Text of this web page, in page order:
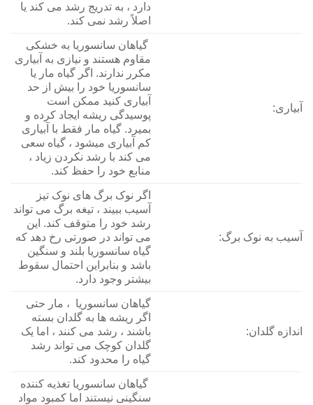
دارد ، به تدریج رشد می کند یا
اصلاً رشد نمی کند.
آبیاری:
گیاهان سانسوریا به خشکی
مقاوم هستند و نیازی به آبیاری
مکرر ندارند. اگر گیاه مار یا
سانسوریا خود را بیش از حد
آبیاری کنید ممکن است
پوسیدگی ریشه ایجاد کرده و
بمیرد. گیاه مار فقط با آبیاری
کم آبیاری میشود ، گیاه سعی
می کند با رشد نکردن زیاد ،
منابع خود را حفظ کند.
آسیب به نوک برگ:
اگر نوک برگ های نوک تیز
آسیب ببیند ، تیغه برگ می تواند
رشد خود را متوقف کند. این
می تواند در صورتی رخ دهد که
گیاه سانسوریا بلند و سنگین
باشد و بنابراین احتمال سقوط
بیشتر وجود دارد.
اندازه گلدان:
گیاهان سانسوریا ، مار حتی
اگر ریشه ها به گلدان بسته
باشند ، رشد می کنند ، اما یک
گلدان کوچک می تواند رشد
گیاه را محدود کند.
گیاهان سانسوریا تغذیه کننده
سنگینی نیستند اما کمبود مواد